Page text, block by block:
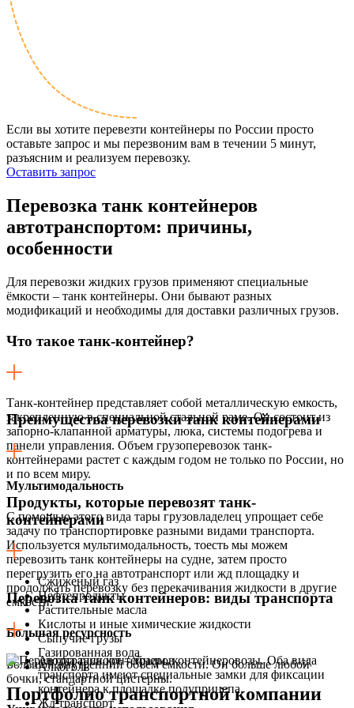
Если вы хотите перевезти контейнеры по России просто
оставьте запрос и мы перезвоним вам в течении 5 минут,
разъясним и реализуем перевозку.
Оставить запрос
Перевозка танк контейнеров
автотранспортом: причины,
особенности
Для перевозки жидких грузов применяют специальные
ёмкости – танк контейнеры. Они бывают разных
модификаций и необходимы для доставки различных грузов.
Что такое танк-контейнер?
Танк-контейнер представляет собой металлическую емкость,
закрепленную в специальной стальной раме. Он состоит из
запорно-клапанной арматуры, люка, системы подогрева и
панели управления. Объем грузоперевозок танк-
контейнерами растет с каждым годом не только по России, но
и по всем миру.
Преимущества перевозки танк контейнерами
Мультимодальность
C помощью этого вида тары грузовладелец упрощает себе
задачу по транспортировке разными видами транспорта.
Используется мультимодальность, тоесть мы можем
перевозить танк контейнеры на судне, затем просто
перегрузить его на автотранспорт или жд площадку и
продолжать перевозку без перекачивания жидкости в другие
емкости.
Большая ресурсность
Большой внутренний объем емкости. Он больше любой
бочки, стандартной цистерны.
Продукты, которые перевозят танк-
контейнерами
Сжиженый газ
Нефтепродукты
Растительные масла
Кислоты и иные химические жидкости
Сыпучие грузы
Газированная вода
Алкоголь
Перевозка танк контейнеров: виды транспорта
Автотранспорт – тралы, контейнеровозы. Оба вида
транспорта имеют специальные замки для фиксации
контейнера к площадке полуприцепа.
Жд транспорт
Портфолио транспортной компании